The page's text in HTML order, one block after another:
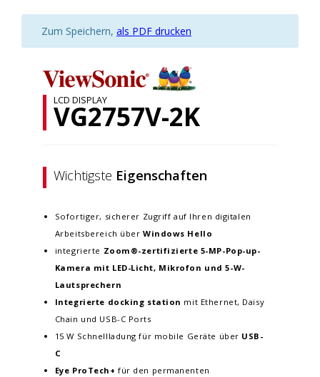
Zum Speichern, als PDF drucken
LCD DISPLAY
VG2757V-2K
Wichtigste Eigenschaften
Sofortiger, sicherer Zugriff auf Ihren digitalen
Arbeitsbereich über Windows Hello
integrierte Zoom®-zertifizierte 5-MP-Pop-up-
Kamera mit LED-Licht, Mikrofon und 5-W-
Lautsprechern
Integrierte docking station mit Ethernet, Daisy
Chain und USB-C Ports
15 W Schnellladung für mobile Geräte über USB-
C
Eye ProTech +für den permanenten